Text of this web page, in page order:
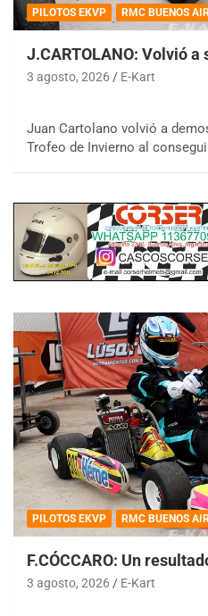
PILOTOS EKVP RMC BUENOS
J.CARTOLANO: Volvió
3 agosto, 2026 E-Kart
Juan Cartolano volvió a
Trofeo de Invierno al
PILOTOS EKVP RMC BUENOS
F.CÓCCARO: Un
3 agosto, 2026 E-Kart